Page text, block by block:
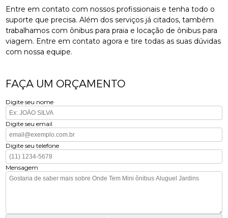
Entre em contato com nossos profissionais e tenha todo o
suporte que precisa. Além dos serviços já citados, também
trabalhamos com ônibus para praia e locação de ônibus para
viagem. Entre em contato agora e tire todas as suas dúvidas
com nossa equipe.
FAÇA UM ORÇAMENTO
Digite seu nome
Digite seu email
Digite seu telefone
Mensagem